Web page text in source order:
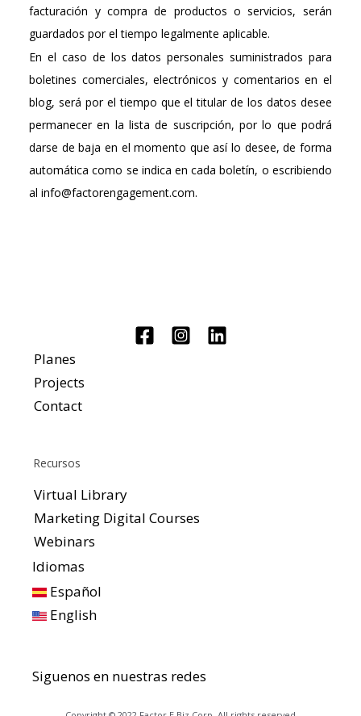
facturación y compra de productos o servicios, serán
guardados por el tiempo legalmente aplicable.
En el caso de los datos personales suministrados para
boletines comerciales, electrónicos y comentarios en el
blog, será por el tiempo que el titular de los datos desee
permanecer en la lista de suscripción, por lo que podrá
darse de baja en el momento que así lo desee, de forma
automática como se indica en cada boletín, o escribiendo
al info@factorengagement.com.
Planes
Projects
Contact
Recursos
Virtual Library
Marketing Digital Courses
Webinars
Idiomas
Español
English
Siguenos en nuestras redes